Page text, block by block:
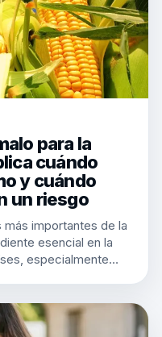
para la
cuándo
y cuándo
un riesgo
más importantes de la
esencial en la
especialmente…